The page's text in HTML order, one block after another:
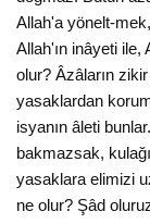
Allah'a yönelt-
Allah'ın inâyeti ile,
olur? Âzâların
yasaklardan
isyanın âleti
bakmazsak,
yasaklara elimizi
ne olur? Şâd